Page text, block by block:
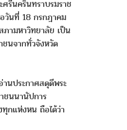
รีนครินทราบรมราช
วันที่ 18 กรกฎาคม
ภามหาวิทยาลัย เป็น
นจากทั่วจังหวัด
นประกาศสดุดีพระ
ชนนานัปการ
กแห่งหน ถือได้ว่า